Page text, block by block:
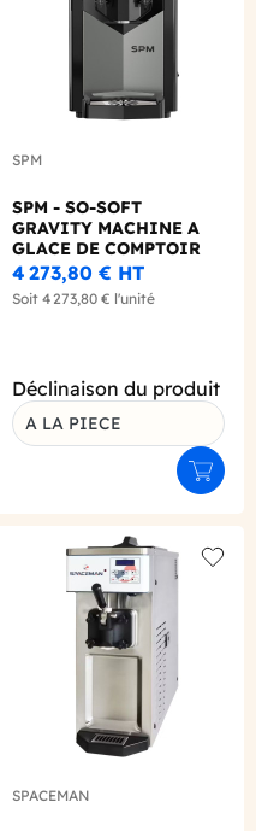
panier
SPM
SPM - SO-SOFT
GRAVITY MACHINE A
GLACE DE COMPTOIR
4.5L
4 273,80 € HT
Soit 4 273,80 € l'unité
Déclinaison du produit
A LA PIECE
wishlist
SPACEMAN